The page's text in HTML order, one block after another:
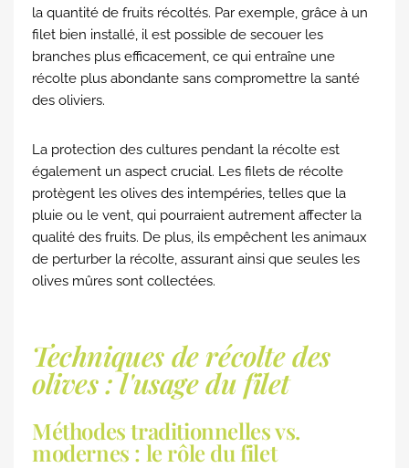
la quantité de fruits récoltés. Par exemple, grâce à un
filet bien installé, il est possible de secouer les
branches plus efficacement, ce qui entraîne une
récolte plus abondante sans compromettre la santé
des oliviers.
La protection des cultures pendant la récolte est
également un aspect crucial. Les filets de récolte
protègent les olives des intempéries, telles que la
pluie ou le vent, qui pourraient autrement affecter la
qualité des fruits. De plus, ils empêchent les animaux
de perturber la récolte, assurant ainsi que seules les
olives mûres sont collectées.
Techniques de récolte des
olives : l'usage du filet
Méthodes traditionnelles vs.
modernes : le rôle du filet